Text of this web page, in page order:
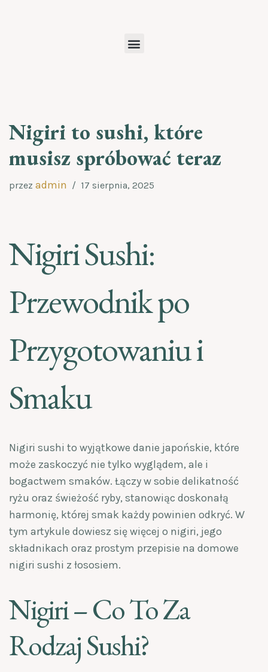
Nigiri to sushi, które
musisz spróbować teraz
przez admin 17 sierpnia, 2025
Nigiri Sushi:
Przewodnik po
Przygotowaniu i
Smaku
Nigiri sushi to wyjątkowe danie japońskie, które
może zaskoczyć nie tylko wyglądem, ale i
bogactwem smaków. Łączy w sobie delikatność
ryżu oraz świeżość ryby, stanowiąc doskonałą
harmonię, której smak każdy powinien odkryć. W
tym artykule dowiesz się więcej o nigiri, jego
składnikach oraz prostym przepisie na domowe
nigiri sushi z łososiem.
Nigiri – Co To Za
Rodzaj Sushi?